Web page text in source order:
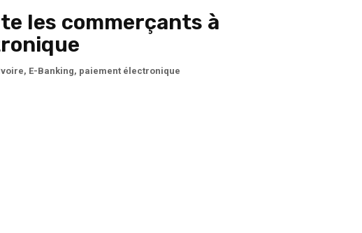
les commerçants à
, E-Banking, paiement électronique